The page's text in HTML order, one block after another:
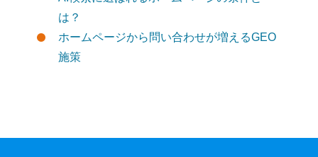
は？
ホームページから問い合わせが増えるGEO
施策